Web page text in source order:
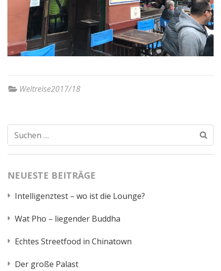
Weltreise2017/18
Suchen
nach:
NEUESTE BEITRÄGE
Intelligenztest – wo ist die Lounge?
Wat Pho – liegender Buddha
Echtes Streetfood in Chinatown
Der große Palast